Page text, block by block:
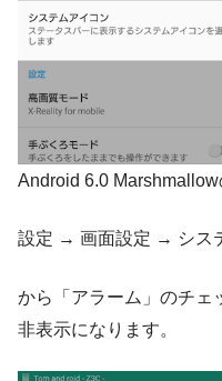
Android 6.0 Marshmallow
設定 → 画面設定 → シス
から「アラーム」のチェ
非表示になります。